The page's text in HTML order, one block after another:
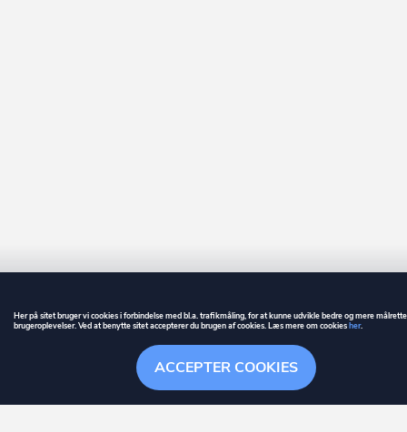
Søgehistorik Menu
GUIDE BETINGELSER
er et registreret varemærke tilhørende ownr ApS – CVR nr.: 36 40 88
ACCEPTER COOKIES
Her på sitet bruger vi cookies i forbindelse med bl.a. trafikmåling, for at kunne udvikle bedre og mere
brugeroplevelser. Ved at benytte sitet accepterer du brugen af cookies. Læs mere om cookiesher.